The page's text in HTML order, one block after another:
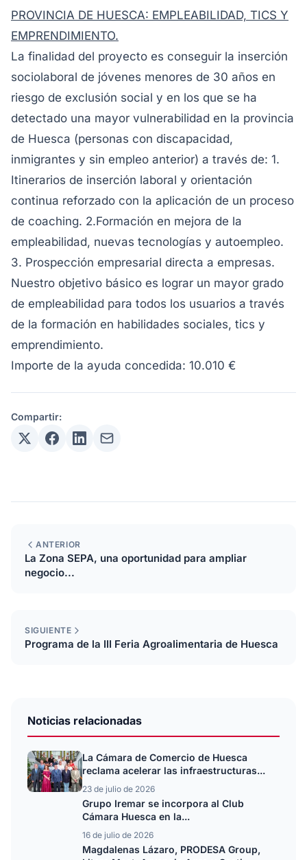
PROVINCIA DE HUESCA: EMPLEABILIDAD, TICS Y
EMPRENDIMIENTO.
La finalidad del proyecto es conseguir la inserción
sociolaboral de jóvenes menores de 30 años en
riesgo de exclusión social y en los que se ha
detectado una mayor vulnerabilidad en la provincia
de Huesca (personas con discapacidad,
inmigrantes y sin empleo anterior) a través de: 1.
Itinerarios de inserción laboral y orientación
continua reforzado con la aplicación de un proceso
de coaching. 2.Formación en mejora de la
empleabilidad, nuevas tecnologías y autoempleo.
3. Prospección empresarial directa a empresas.
Nuestro objetivo básico es lograr un mayor grado
de empleabilidad para todos los usuarios a través
de la formación en habilidades sociales, tics y
emprendimiento.
Importe de la ayuda concedida: 10.010 €
Compartir:
ANTERIOR
La Zona SEPA, una oportunidad para ampliar
negocio...
SIGUIENTE
Programa de la III Feria Agroalimentaria de Huesca
Noticias relacionadas
La Cámara de Comercio de Huesca
reclama acelerar las infraestructuras...
23 de julio de 2026
Grupo Iremar se incorpora al Club
Cámara Huesca en la...
16 de julio de 2026
Magdalenas Lázaro, PRODESA Group,